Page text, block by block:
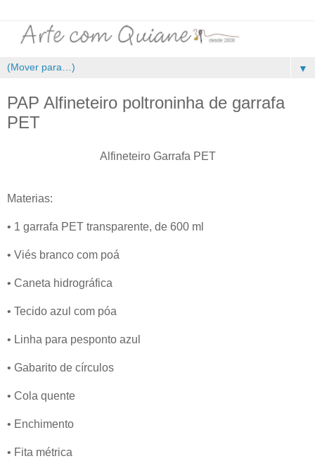
▼
PAP Alfineteiro poltroninha de garrafa
PET
Alfineteiro Garrafa PET
Materias:
• 1 garrafa PET transparente, de 600 ml
• Viés branco com poá
• Caneta hidrográfica
• Tecido azul com póa
• Linha para pesponto azul
• Gabarito de círculos
• Cola quente
• Enchimento
• Fita métrica